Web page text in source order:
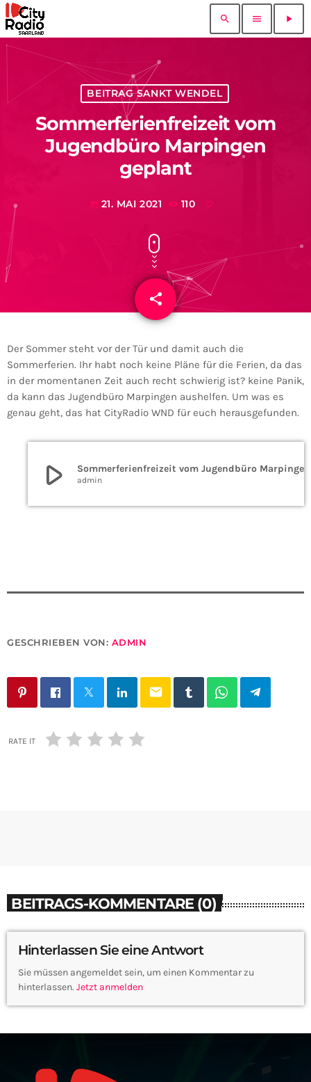
search menu play_arrow
BEITRAG SANKT WENDEL
Sommerferienfreizeit vom
Jugendbüro Marpingen
geplant
today 21. MAI 2021 110
share
email
Der Sommer steht vor der Tür und damit auch die
Sommerferien. Ihr habt noch keine Pläne für die Ferien, da das
in der momentanen Zeit auch recht schwierig ist? keine Panik,
da kann das Jugendbüro Marpingen aushelfen. Um was es
genau geht, das hat CityRadio WND für euch herausgefunden.
play_arrow admin
GESCHRIEBEN VON: ADMIN
email
RATE IT
BEITRAGS-KOMMENTARE (0)
Hinterlassen Sie eine Antwort
Sie müssen angemeldet sein, um einen Kommentar zu
hinterlassen. Jetzt anmelden